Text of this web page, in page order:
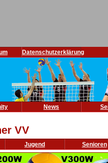
Datenschutzerklärung
News
VV
Jugend Senioren